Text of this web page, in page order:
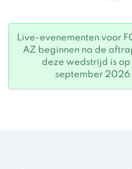
Live-evenementen voor
AZ beginnen na de
deze wedstrijd is
september 2026